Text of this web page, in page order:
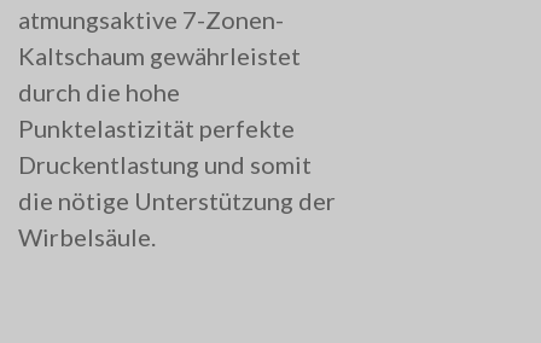
atmungsaktive 7-Zonen-
Kaltschaum gewährleistet
durch die hohe
Punktelastizität perfekte
Druckentlastung und somit
die nötige Unterstützung der
Wirbelsäule.